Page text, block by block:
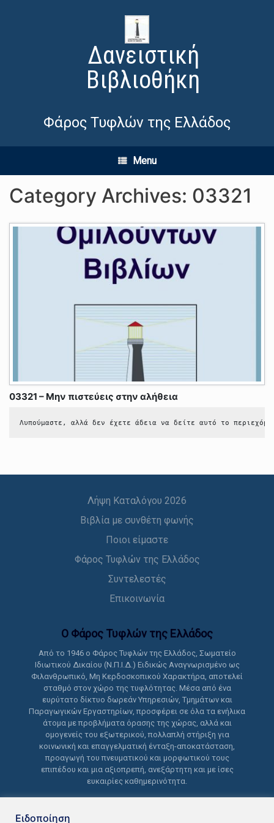
Δανειστική
Βιβλιοθήκη
Φάρος Τυφλών της Ελλάδος
Menu
Category Archives: 03321
03321 – Μην πιστεύεις στην αλήθεια
Λυπούμαστε, αλλά δεν έχετε άδεια να δείτε αυτό το
Λήψη Καταλόγου 2026
Βιβλία με συνθέτη φωνής
Ποιοι είμαστε
Φάρος Τυφλών της Ελλάδος
Συντελεστές
Επικοινωνία
Ο Φάρος Τυφλών της Ελλάδoς
Από το 1946 ο Φάρος Τυφλών της Ελλάδος, Σωματείο
Ιδιωτικού Δικαίου (Ν.Π.Ι.Δ.) Ειδικώς Αναγνωρισμένο ως
Φιλανθρωπικό, Μη Κερδοσκοπικού Χαρακτήρα, αποτελεί
σταθμό στον χώρο της τυφλότητας. Μέσα από ένα
ευρύτατο δίκτυο δωρεάν Υπηρεσιών, Τμημάτων και
Παραγωγικών Εργαστηρίων, προσφέρει σε όλα τα ενήλικα
άτομα με προβλήματα όρασης της χώρας, αλλά και
ομογενείς του εξωτερικού, πολλαπλή στήριξη για
κοινωνική και επαγγελματική ένταξη-αποκατάσταση,
προαγωγή του πνευματικού και μορφωτικού τους
επιπέδου και μια αξιοπρεπή, ανεξάρτητη και με ίσες
ευκαιρίες καθημερινότητα.
Ειδοποίηση